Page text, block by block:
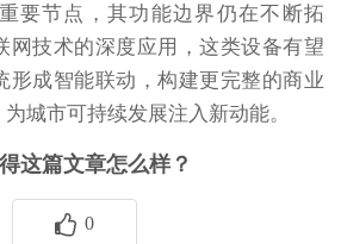
要节点，其功能边界仍在不断拓
网技术的深度应用，这类设备有望
形成智能联动，构建更完整的商业
城市可持续发展注入新动能。
这篇文章怎么样？
0